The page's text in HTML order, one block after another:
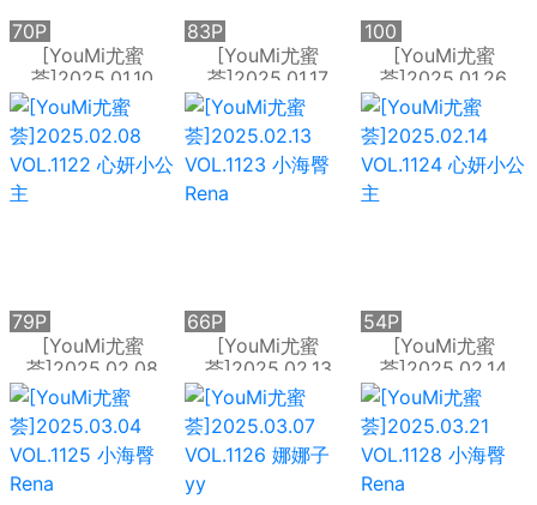
[YouMi尤蜜
荟]2025.01.10
VOL.1119 心妍小公
主
70P
[YouMi尤蜜
荟]2025.01.17
VOL.1120 心妍小公
主
83P
[YouMi尤蜜
荟]2025.01.26
VOL.1121 王雨純
100
[YouMi尤蜜
荟]2025.02.08
VOL.1122 心妍小公
主
79P
[YouMi尤蜜
荟]2025.02.13
VOL.1123 小海臀
Rena
66P
[YouMi尤蜜
荟]2025.02.14
VOL.1124 心妍小公
主
54P